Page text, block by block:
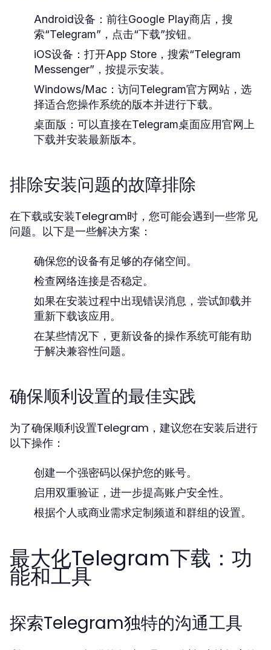
Android设备： 前往Google Play商店，搜
索“Telegram”，点击“下载”按钮。
iOS设备： 打开App Store，搜索“Telegram
Messenger”，按提示安装。
Windows/Mac： 访问Telegram官方网站，选
择适合您操作系统的版本并进行下载。
桌面版： 可以直接在Telegram桌面应用官网上
下载并安装最新版本。
排除安装问题的故障排除
在下载或安装Telegram时，您可能会遇到一些常见
问题。以下是一些解决方案：
确保您的设备有足够的存储空间。
检查网络连接是否稳定。
如果在安装过程中出现错误消息，尝试卸载并
重新下载该应用。
在某些情况下，更新设备的操作系统可能有助
于解决兼容性问题。
确保顺利设置的最佳实践
为了确保顺利设置Telegram，建议您在安装后进行
以下操作：
创建一个强密码以保护您的账号。
启用双重验证，进一步提高账户安全性。
根据个人或商业需求定制频道和群组的设置。
最大化Telegram下载：功
能和工具
探索Telegram独特的沟通工具